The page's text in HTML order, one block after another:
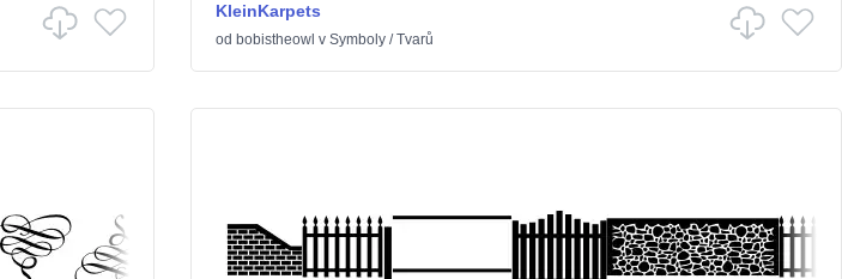
KleinKarpets
od bobistheowl v Symboly/Tvarů